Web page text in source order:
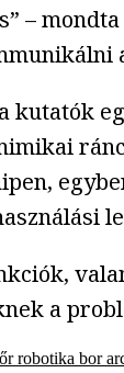
–
kutatók
a
robotika bor